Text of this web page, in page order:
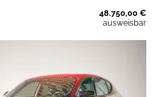
48.750,00 €
ausweisbar